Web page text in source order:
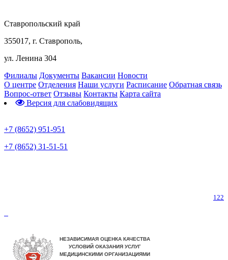
Ставропольский край
355017, г. Ставрополь,
ул. Ленина 304
Филиалы Документы Вакансии Новости
О центре Отделения Наши услуги Расписание Обратная связь
Вопрос-ответ Отзывы Контакты Карта сайта
Версия для слабовидящих
+7 (8652) 951-951
+7 (8652) 31-51-51
122